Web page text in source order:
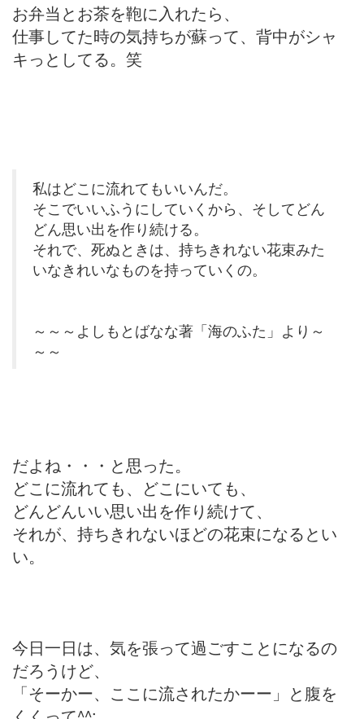
お弁当とお茶を鞄に入れたら、
仕事してた時の気持ちが蘇って、背中がシャ
キっとしてる。笑
私はどこに流れてもいいんだ。
そこでいいふうにしていくから、そしてどん
どん思い出を作り続ける。
それで、死ぬときは、持ちきれない花束みた
いなきれいなものを持っていくの。
～～～よしもとばなな著「海のふた」より～
～～
だよね・・・と思った。
どこに流れても、どこにいても、
どんどんいい思い出を作り続けて、
それが、持ちきれないほどの花束になるとい
い。
今日一日は、気を張って過ごすことになるの
だろうけど、
「そーかー、ここに流されたかーー」と腹を